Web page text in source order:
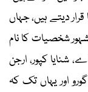
قرار دیتے ہیں، جہاں
شخصیات کا نام
شنایا کپور، ارجن
اور یہاں تک کہ